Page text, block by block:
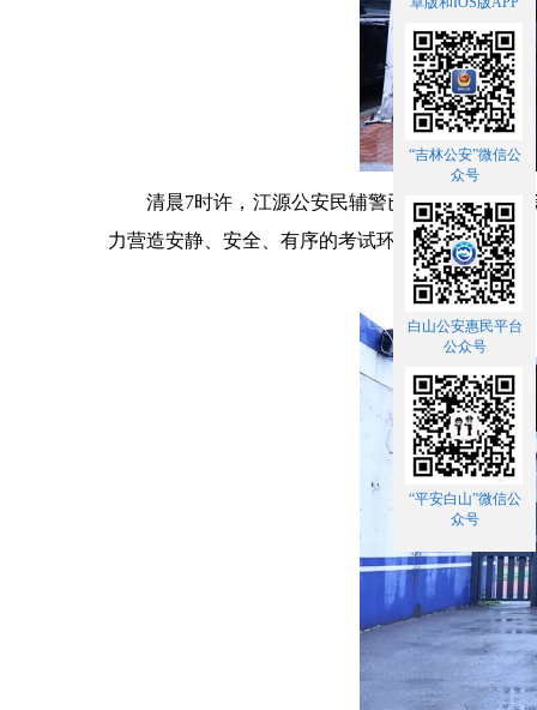
清晨7时许，江源公安民辅警已提前到岗，在考
力营造安静、安全、有序的考试环境。
“吉林公安”微信公
众号
白山公安惠民平台
公众号
“平安白山”微信公
众号